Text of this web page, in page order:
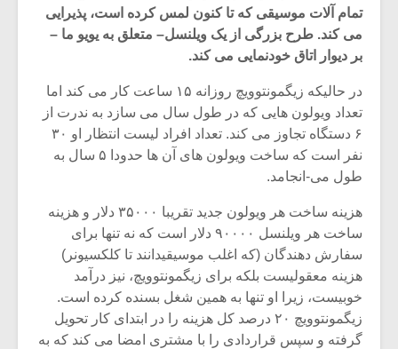
تمام آلات موسیقی که تا کنون لمس کرده است، پذیرایی
می کند. طرح بزرگی از یک ویلنسل– متعلق به یویو ما –
بر دیوار اتاق خودنمایی می کند.
در حالیکه زیگمونتوویچ روزانه ۱۵ ساعت کار می کند اما
تعداد ویولون هایی که در طول سال می سازد به ندرت از
۶ دستگاه تجاوز می کند. تعداد افراد لیست انتظار او ۳۰
نفر است که ساخت ویولون های آن ها حدودا ۵ سال به
طول می-انجامد.
هزینه ساخت هر ویولون جدید تقریبا ۳۵۰۰۰ دلار و هزینه
ساخت هر ویلنسل ۹۰۰۰۰ دلار است که نه تنها برای
سفارش دهندگان (که اغلب موسیقیدانند تا کلکسیونر)
هزینه معقولیست بلکه برای زیگمونتوویچ، نیز درآمد
خوبیست، زیرا او تنها به همین شغل بسنده کرده است.
زیگمونتوویچ ۲۰ درصد کل هزینه را در ابتدای کار تحویل
گرفته و سپس قراردادی را با مشتری امضا می کند که به
یادداشتی بر موسیقی
متن فیلم «متری
شیش و نیم»
موسیقی
برگزار